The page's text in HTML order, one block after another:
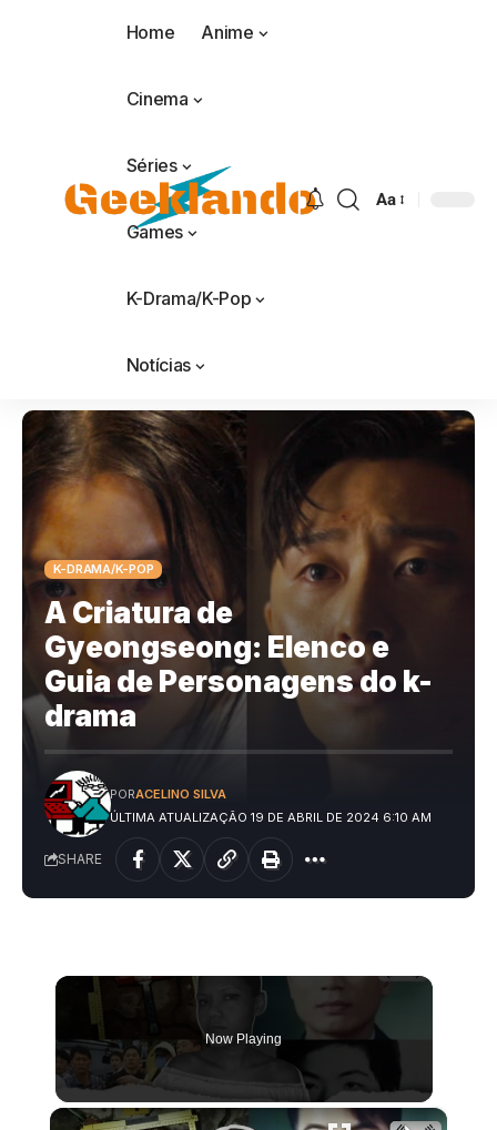
Home Anime
Cinema
Séries
Games
K-Drama/K-Pop
Notícias
Aa
K-DRAMA/K-POP
A Criatura de
Gyeongseong: Elenco e
Guia de Personagens do k-
drama
ÚLTIMA ATUALIZAÇÃO 19 DE ABRIL DE 2024 6:10 AM
PORACELINO SILVA
SHARE
Now Playing
×